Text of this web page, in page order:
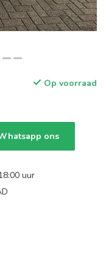
Op voorraad
ons
uur